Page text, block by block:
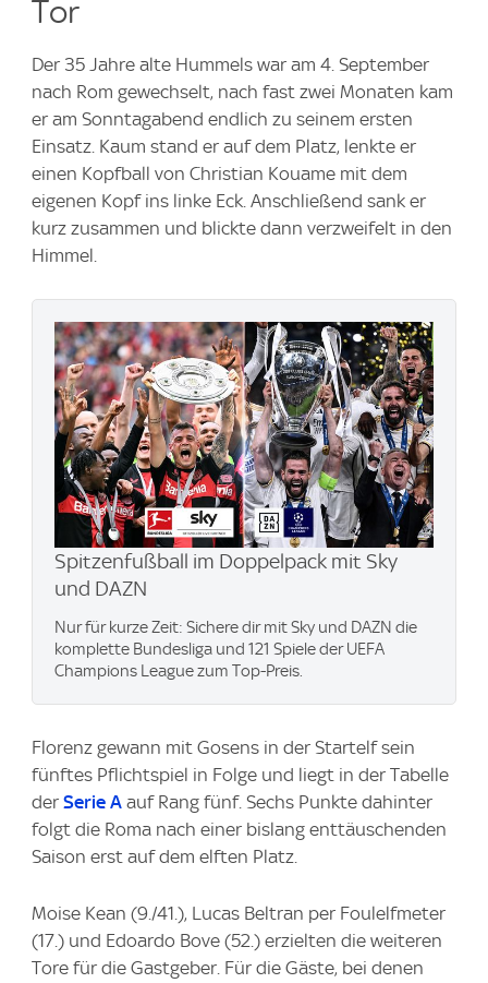
Tor
Der 35 Jahre alte Hummels war am 4. September
nach Rom gewechselt, nach fast zwei Monaten kam
er am Sonntagabend endlich zu seinem ersten
Einsatz. Kaum stand er auf dem Platz, lenkte er
einen Kopfball von Christian Kouame mit dem
eigenen Kopf ins linke Eck. Anschließend sank er
kurz zusammen und blickte dann verzweifelt in den
Himmel.
Spitzenfußball im Doppelpack mit Sky
und DAZN
Nur für kurze Zeit: Sichere dir mit Sky und DAZN die
komplette Bundesliga und 121 Spiele der UEFA
Champions League zum Top-Preis.
Florenz gewann mit Gosens in der Startelf sein
fünftes Pflichtspiel in Folge und liegt in der Tabelle
der Serie A auf Rang fünf. Sechs Punkte dahinter
folgt die Roma nach einer bislang enttäuschenden
Saison erst auf dem elften Platz.
Moise Kean (9./41.), Lucas Beltran per Foulelfmeter
(17.) und Edoardo Bove (52.) erzielten die weiteren
Tore für die Gastgeber. Für die Gäste, bei denen